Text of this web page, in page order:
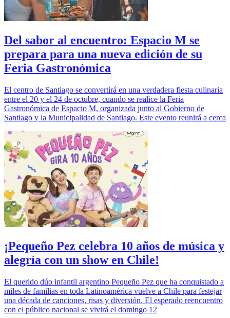
Del sabor al encuentro: Espacio M se
prepara para una nueva edición de su
Feria Gastronómica
El centro de Santiago se convertirá en una verdadera fiesta culinaria
entre el 20 y el 24 de octubre, cuando se realice la Feria
Gastronómica de Espacio M, organizada junto al Gobierno de
Santiago y la Municipalidad de Santiago. Este evento reunirá a cerca
¡Pequeño Pez celebra 10 años de música y
alegría con un show en Chile!
El querido dúo infantil argentino Pequeño Pez que ha conquistado a
miles de familias en toda Latinoamérica vuelve a Chile para festejar
una década de canciones, risas y diversión. El esperado reencuentro
con el público nacional se vivirá el domingo 12